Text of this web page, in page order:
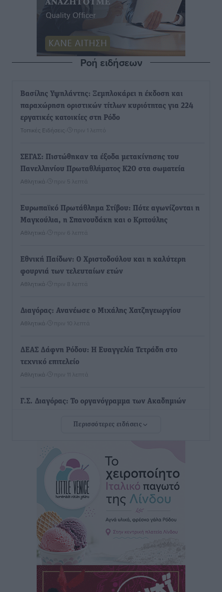
Ροή ειδήσεων
Βασίλης Υψηλάντης: Ξεμπλοκάρει η έκδοση και
παραχώρηση οριστικών τίτλων κυριότητας για 224
εργατικές κατοικίες στη Ρόδο
Τοπικές Ειδήσεις πριν 1 λεπτό
ΣΕΓΑΣ: Πιστώθηκαν τα έξοδα μετακίνησης του
Πανελληνίου Πρωταθλήματος Κ20 στα σωματεία
Αθλητικά πριν 5 λεπτά
Ευρωπαϊκό Πρωτάθλημα Στίβου: Πότε αγωνίζονται η
Μαγκούλια, η Σπανουδάκη και ο Κριτούλης
Αθλητικά πριν 6 λεπτά
Εθνική Παίδων: Ο Χριστοδούλου και η καλύτερη
φουρνιά των τελευταίων ετών
Αθλητικά πριν 8 λεπτά
Διαγόρας: Ανανέωσε ο Μιχάλης Χατζηγεωργίου
Αθλητικά πριν 10 λεπτά
ΔΕΑΣ Δάφνη Ρόδου: Η Ευαγγελία Τετράδη στο
τεχνικό επιτελείο
Αθλητικά πριν 11 λεπτά
Γ.Σ. Διαγόρας: Το οργανόγραμμα των Ακαδημιών
Καρελλάκη
πριν 42 λεπτά
Πρωτάθλημα Καλαθοσφαίρισης Δικηγορικών
Συλλόγων Ελλάδας και Κύπρου: Η Ρόδος φιλοξένησε
με επιτυχία την 17η διοργάνωση
Αθλητικά• πριν 55 λεπτά
Φοιτητική στέγη: «Φωτιά» τα ενοίκια σε Αθήνα και
Θεσσαλονίκη – Έως 800 ευρώ στο Ρέθυμνο
πριν 1 ώρα
Περισσότερες ειδήσεις